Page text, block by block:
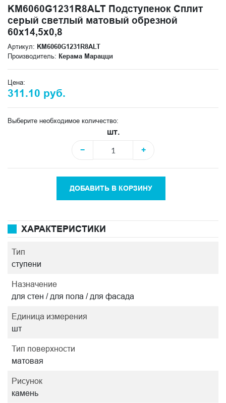
KM6060G1231R8ALT Подступенок Сплит
серый светлый матовый обрезной
60x14,5x0,8
Артикул: KM6060G1231R8ALT
Производитель: Керама Марацци
Цена:
311.10 руб.
Выберите необходимое количество:
шт.
−
+
ДОБАВИТЬ В КОРЗИНУ
ХАРАКТЕРИСТИКИ
Тип
ступени
Назначение
для стен / для пола / для фасада
Единица измерения
шт
Тип поверхности
матовая
Рисунок
камень